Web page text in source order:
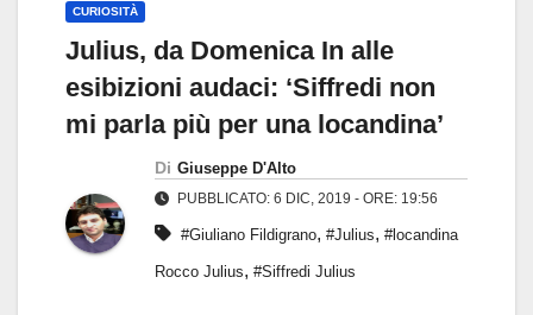
CURIOSITÀ
Julius, da Domenica In alle
esibizioni audaci: ‘Siffredi non
mi parla più per una locandina’
Di Giuseppe D'Alto
PUBBLICATO: 6 DIC, 2019 - ORE: 19:56
#Giuliano Fildigrano, #Julius, #locandina
Rocco Julius, #Siffredi Julius